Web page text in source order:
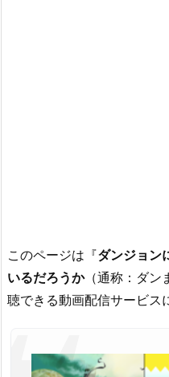
このページは『ダンジョン
いるだろうか（通称：ダン
聴できる動画配信サービス